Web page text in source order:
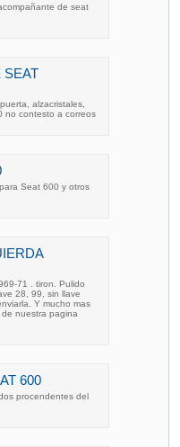
de seat
SEAT
alzacristales,
no contesto a correos
Seat 600 y otros
71 . tiron. Pulido
28, 99, sin llave
Y mucho mas
de nuestra pagina
600
procendentes del